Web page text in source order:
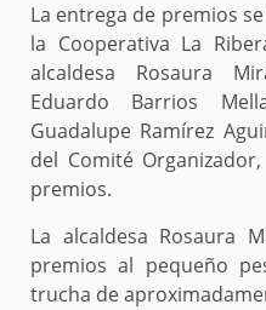
La entrega de premios
la Cooperativa La
alcaldesa Rosaura
Eduardo Barrios
Guadalupe Ramírez
del Comité
premios.
La alcaldesa Rosaura
premios al pequeño
trucha de